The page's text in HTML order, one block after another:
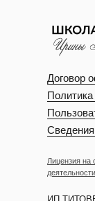
Договор
Лицензия на
Сведения